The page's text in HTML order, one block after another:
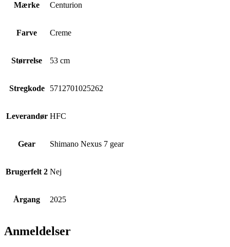
Mærke Centurion
Farve Creme
Størrelse 53 cm
Stregkode 5712701025262
Leverandør HFC
Gear Shimano Nexus 7 gear
Brugerfelt 2 Nej
Årgang 2025
Anmeldelser